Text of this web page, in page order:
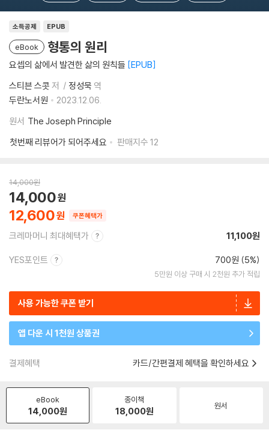
소득공제 EPUB
eBook 형통의 원리
요셉의 삶에서 발견한 삶의 원칙들 EPUB
스티븐 스콧 저 정성묵 역
두란노서원
2023.12.06.
원서 The Joseph Principle
첫번째 리뷰어가 되어주세요
판매지수 12
14,000원
12,600
14,000
쿠폰혜택가
크레마머니 최대혜택가 11,100원
YES포인트 700원 (5%)
5만원 이상 구매 시 2천원 추가 적립
사용 가능한 쿠폰 받기
앱 다운 시 1천원 상품권
결제혜택 카드/간편결제 혜택을 확인하세요
eBook
14,000원
종이책
18,000원 원서